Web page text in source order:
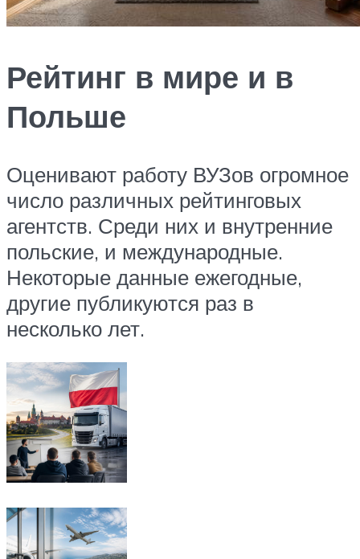
Рейтинг в мире и в
Польше
Оценивают работу ВУЗов огромное
число различных рейтинговых
агентств. Среди них и внутренние
польские, и международные.
Некоторые данные ежегодные,
другие публикуются раз в
несколько лет.